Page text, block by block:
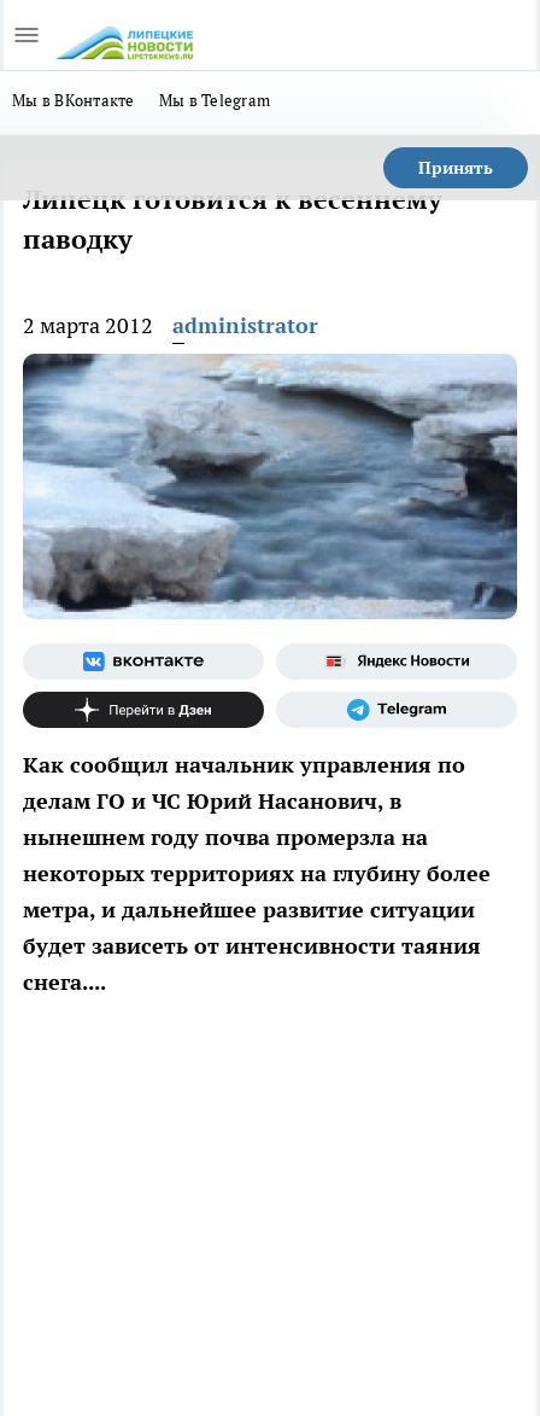
Мы в ВКонтакте Мы в Telegram
Принять
Липецк готовится к весеннему
паводку
2 марта 2012 administrator
Как сообщил начальник управления по
делам ГО и ЧС Юрий Насанович, в
нынешнем году почва промерзла на
некоторых территориях на глубину более
метра, и дальнейшее развитие ситуации
будет зависеть от интенсивности таяния
снега....